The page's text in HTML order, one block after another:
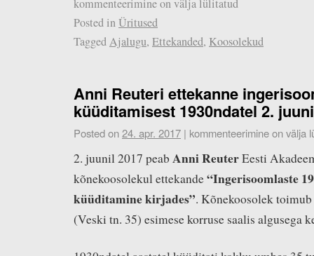
kommenteerimine on välja lülitatud
Posted inÜritused
TaggedAjalugu, Ettekanded, Koosolekud
Anni Reuteri ettekanne
küüditamisest 1930ndatel 2.
Posted on24. apr. 2017 | kommenteerimine on välja
2. juunil 2017 peab Anni ReuterEesti
kõnekoosolekul ettekande“Ingerisoomlaste
küüditamine kirjades”. Kõnekoosolek
(Veski tn. 35) esimese korruse saalis algusega